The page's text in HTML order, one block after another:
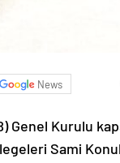
News
Genel Kurulu
Sami